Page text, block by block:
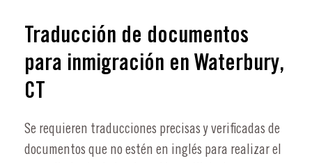
Traducción de documentos
para inmigración en Waterbury,
CT
Se requieren traducciones precisas y verificadas de
documentos que no estén en inglés para realizar el